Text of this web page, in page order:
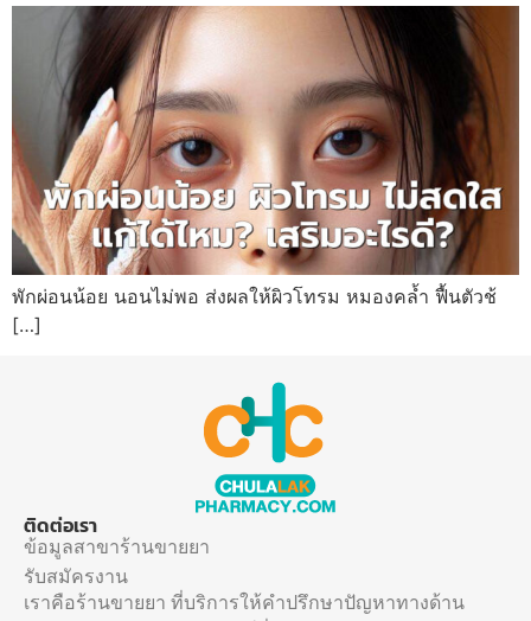
พักผ่อนน้อย นอนไม่พอ ส่งผลให้ผิวโทรม หมองคล้ำ ฟื้นตัวช้
[…]
ติดต่อเรา
ข้อมูลสาขาร้านขายยา
รับสมัครงาน
เราคือร้านขายยา ที่บริการให้คำปรึกษาปัญหาทางด้าน